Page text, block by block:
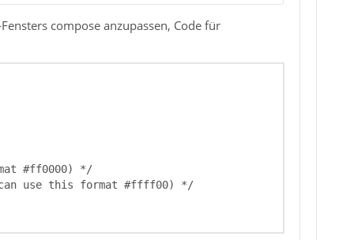
compose anzupassen, Code für
color: red !important; /* color of the font (you can use this format #ff0000) */
background-color: lightblue !important; /* background color (you can use this format #ffff00) */